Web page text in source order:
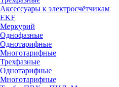
Аксессуары к электросчётчикам
EKF
Меркурий
Однофазные
Однотарифные
Многотарифные
Трехфазные
Однотарифные
Многотарифные